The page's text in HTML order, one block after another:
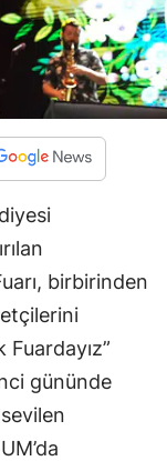
birbirinden
Fuardayız”
gününde